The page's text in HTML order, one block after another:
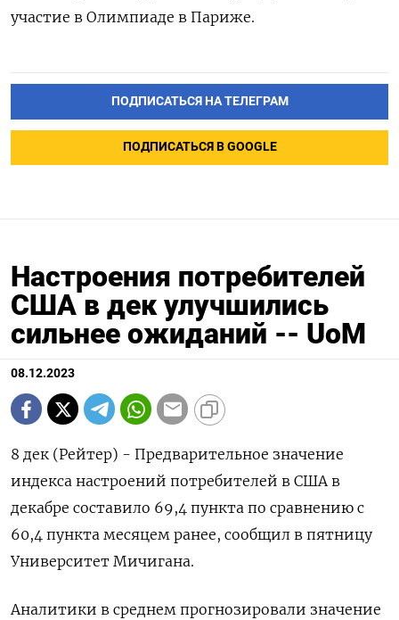
участие в Олимпиаде в Париже.
ПОДПИСАТЬСЯ НА ТЕЛЕГРАМ
ПОДПИСАТЬСЯ В GOOGLE
Настроения потребителей
США в дек улучшились
сильнее ожиданий -- UoM
08.12.2023
8 дек (Рейтер) - Предварительное значение
индекса настроений потребителей в США в
декабре составило 69,4 пункта по сравнению с
60,4 пункта месяцем ранее, сообщил в пятницу
Университет Мичигана.
Аналитики в среднем прогнозировали значение